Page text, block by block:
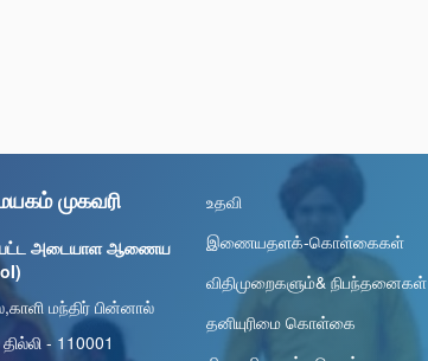
முகவரி
அடையாள ஆணைய
மந்திர் பின்னால்
- 110001
உதவி
இணையதளக்-கொள்கைகள்
விதிமுறைகளும்& நிபந்தனைகள்
தனியுரிமை கொள்கை